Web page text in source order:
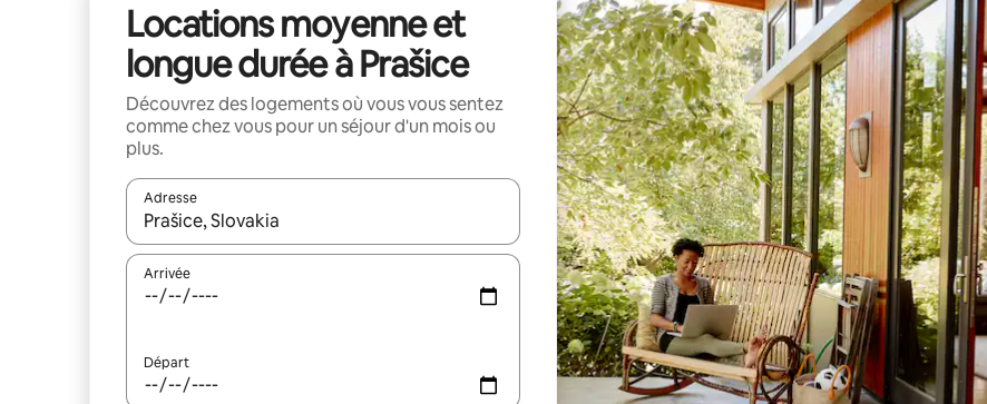
Locations moyenne et
longue durée à Prašice
Découvrez des logements où vous vous sentez
comme chez vous pour un séjour d'un mois ou
plus.
Adresse
Lorsque les résultats s'affichent, utilisez les flèches vers le haut et vers le bas pour les parcourir ou en appuyant et en
Arrivée
Départ